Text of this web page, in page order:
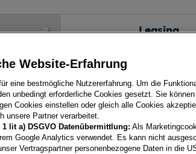
Leasing
Laufzeit
60 Monate
Website-Erfahrung
eine bestmögliche Nutzererfahrung. Um die
unbedingt erforderliche Cookies gesetzt. Sie
Cookies einstellen oder gleich alle Cookies
unsere Partner verarbeitet.
lit a) DSGVO Datenübermittlung: Als
Google Analytics verwendet. Es kann nicht
Vertragspartner personenbezogene Daten in die